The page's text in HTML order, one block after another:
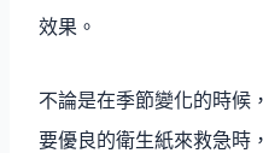
效果。
不論是在季節變化的時候
要優良的衛生紙來救急時